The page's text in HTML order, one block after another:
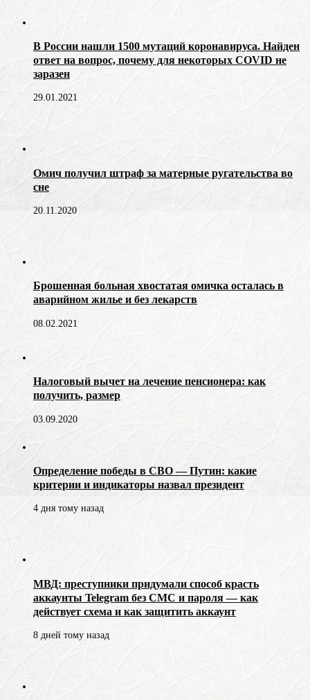
В России нашли 1500 мутаций коронавируса. Найден
ответ на вопрос, почему для некоторых COVID не
заразен
29.01.2021
Омич получил штраф за матерные ругательства во
сне
20.11.2020
Брошенная больная хвостатая омичка осталась в
аварийном жилье и без лекарств
08.02.2021
Налоговый вычет на лечение пенсионера: как
получить, размер
03.09.2020
Определение победы в СВО — Путин: какие
критерии и индикаторы назвал президент
4 дня тому назад
МВД: преступники придумали способ красть
аккаунты Telegram без СМС и пароля — как
действует схема и как защитить аккаунт
8 дней тому назад